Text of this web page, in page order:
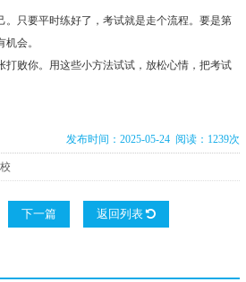
。只要平时练好了，考试就是走个流程。要是第
会。
打败你。用这些小方法试试，放松心情，把考试
发布时间：2025-05-24 阅读：1239次
下一篇 返回列表